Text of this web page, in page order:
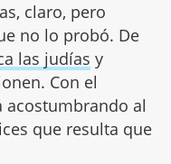
claro, pero
no lo probó. De
las judías y
Con el
acostumbrando al
que resulta que